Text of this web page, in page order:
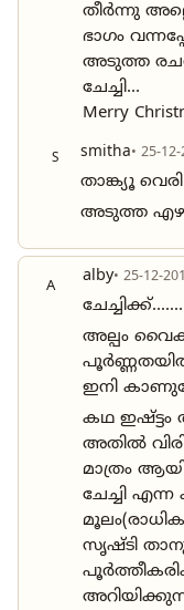
തീർന്നു
ഭാഗം
അടുത്ത
ചേച്ചി...
Merry
S smitha• 25-
താങ്ക്യൂ വെരി
അടുത്ത
A alby• 25-12-
ചേച്ചിക്ക്.......
അല്പം
ഇനി
കഥ
അതിൽ
മാത്രം
ചേച്ചി
സൃഷ്ടി